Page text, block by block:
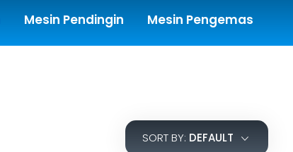
Mesin Pendingin Mesin Pengemas
SORT BY: DEFAULT